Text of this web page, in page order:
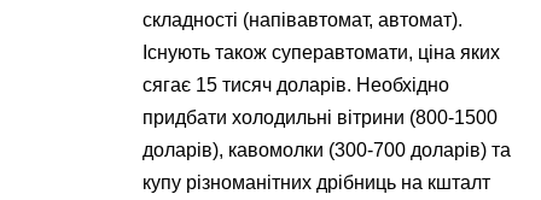
складності (напівавтомат, автомат).
Існують також суперавтомати, ціна яких
сягає 15 тисяч доларів. Необхідно
придбати холодильні вітрини (800-1500
доларів), кавомолки (300-700 доларів) та
купу різноманітних дрібниць на кшталт